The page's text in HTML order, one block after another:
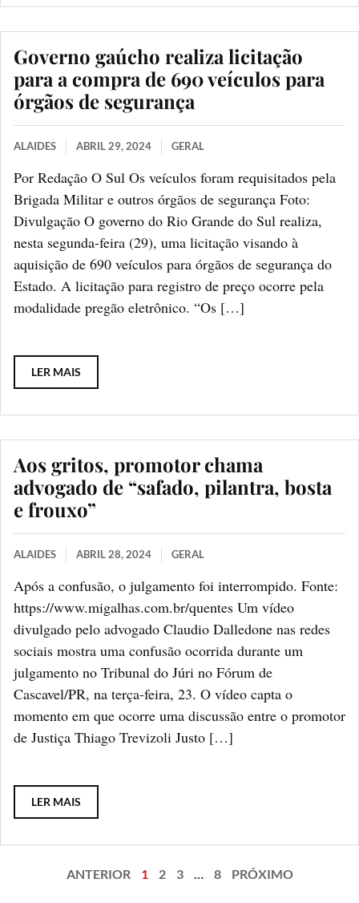
Governo gaúcho realiza licitação
para a compra de 690 veículos para
órgãos de segurança
ALAIDES ABRIL 29, 2024 GERAL
Por Redação O Sul Os veículos foram requisitados pela
Brigada Militar e outros órgãos de segurança Foto:
Divulgação O governo do Rio Grande do Sul realiza,
nesta segunda-feira (29), uma licitação visando à
aquisição de 690 veículos para órgãos de segurança do
Estado. A licitação para registro de preço ocorre pela
modalidade pregão eletrônico. “Os […]
LER MAIS
Aos gritos, promotor chama
advogado de “safado, pilantra, bosta
e frouxo”
ALAIDES ABRIL 28, 2024 GERAL
Após a confusão, o julgamento foi interrompido. Fonte:
https://www.migalhas.com.br/quentes Um vídeo
divulgado pelo advogado Claudio Dalledone nas redes
sociais mostra uma confusão ocorrida durante um
julgamento no Tribunal do Júri no Fórum de
Cascavel/PR, na terça-feira, 23. O vídeo capta o
momento em que ocorre uma discussão entre o promotor
de Justiça Thiago Trevizoli Justo […]
LER MAIS
ANTERIOR 1 2 3 … 8 PRÓXIMO